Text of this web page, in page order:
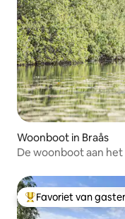
Woonboot in Braås
De woonboot aan
Topfavoriet van
Favoriet van